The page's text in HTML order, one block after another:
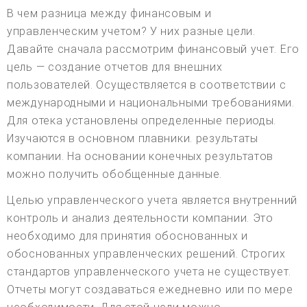
В чем разница между финансовым и
управленческим учетом? У них разные цели.
Давайте сначала рассмотрим финансовый учет. Его
цель — создание отчетов для внешних
пользователей. Осуществляется в соответствии с
международными и национальными требованиями.
Для отека установлены определенные периоды.
Изучаются в основном плавники. результаты
компании. На основании конечных результатов
можно получить обобщенные данные.
Целью управленческого учета является внутренний
контроль и анализ деятельности компании. Это
необходимо для принятия обоснованных и
обоснованных управленческих решений. Строгих
стандартов управленческого учета не существует.
Отчеты могут создаваться ежедневно или по мере